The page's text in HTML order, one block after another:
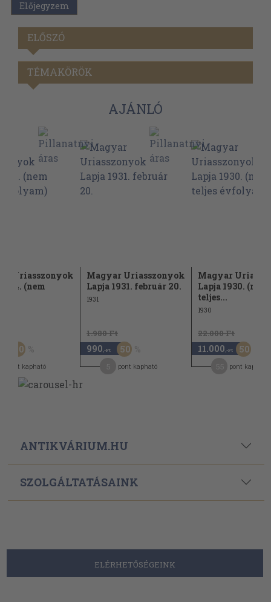
Előjegyzem
ELŐSZÓ
TÉMAKÖRÖK
AJÁNLÓ
Uriasszonyok
(nem
50
pont kapható
Magyar Uriasszonyok
Lapja 1931. február 20.
1931
1.980 Ft
990 ,-Ft 50
pont kapható
Magyar
Lapja 1930. (nem
teljes...
1930
22.000 Ft
11.000 ,-Ft 50
pont kapható
ANTIKVÁRIUM.HU
SZOLGÁLTATÁSAINK
ELÉRHETŐSÉGEINK